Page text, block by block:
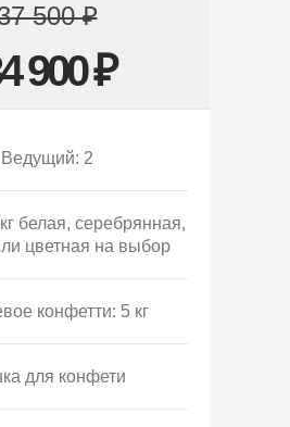
500 ₽
900 ₽
Ведущий: 2
белая, серебрянная,
цветная на выбор
конфетти: 5 кг
для конфети